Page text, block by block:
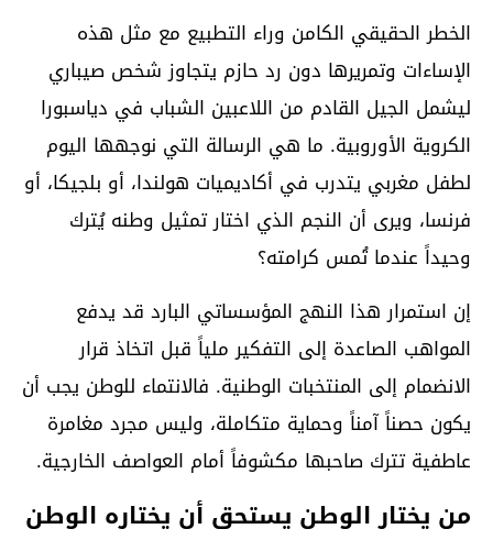
الخطر الحقيقي الكامن وراء التطبيع مع مثل هذه
الإساءات وتمريرها دون رد حازم يتجاوز شخص صيباري
ليشمل الجيل القادم من اللاعبين الشباب في دياسبورا
الكروية الأوروبية. ما هي الرسالة التي نوجهها اليوم
لطفل مغربي يتدرب في أكاديميات هولندا، أو بلجيكا، أو
فرنسا، ويرى أن النجم الذي اختار تمثيل وطنه يُترك
وحيداً عندما تُمس كرامته؟
إن استمرار هذا النهج المؤسساتي البارد قد يدفع
المواهب الصاعدة إلى التفكير ملياً قبل اتخاذ قرار
الانضمام إلى المنتخبات الوطنية. فالانتماء للوطن يجب أن
يكون حصناً آمناً وحماية متكاملة، وليس مجرد مغامرة
عاطفية تترك صاحبها مكشوفاً أمام العواصف الخارجية.
من يختار الوطن يستحق أن يختاره الوطن